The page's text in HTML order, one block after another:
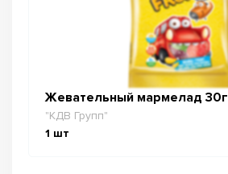
Жевательный мармелад 30г
"КДВ Групп"
1 шт